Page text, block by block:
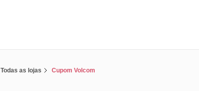
Todas as lojas Cupom Volcom